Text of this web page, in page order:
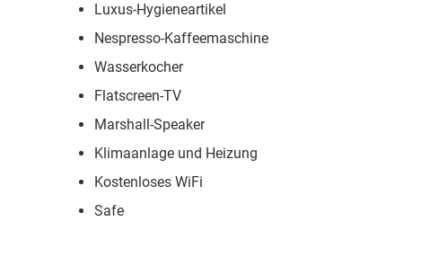
Luxus-Hygieneartikel
Nespresso-Kaffeemaschine
Wasserkocher
Flatscreen-TV
Marshall-Speaker
Klimaanlage und Heizung
Kostenloses WiFi
Safe